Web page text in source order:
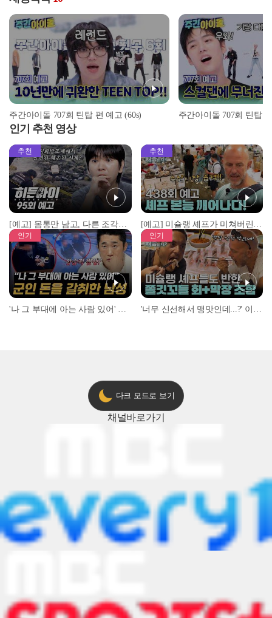
주간아이돌 707회 틴탑 편 예고 (60s) 주간아이돌 707회 틴탑
인기 추천 영상
추천
[예고] 몸통만 남고, 다른 조각은 어디에..? 시화호에서 드러난 충격적인 토막 살인사건!
추천
[예고] 미슐랭 셰프가 미쳐버린 이유! 본능이 깨어난 사건은?
인기 인기
다크 모드로 보기
채널바로가기